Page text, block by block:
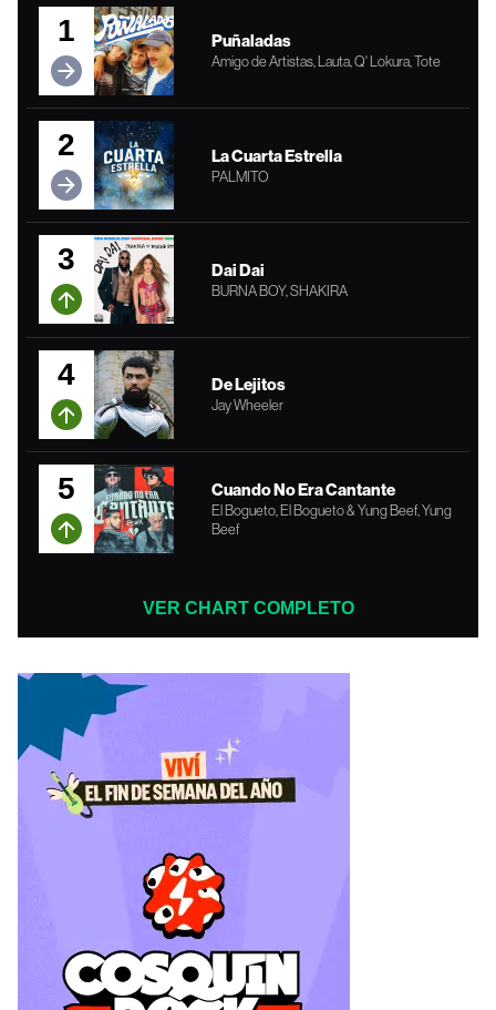
1 Puñaladas
Amigo de Artistas, Lauta, Q' Lokura, Tote
2 La Cuarta Estrella
PALMITO
3 Dai Dai
BURNA BOY, SHAKIRA
4 De Lejitos
Jay Wheeler
5 Cuando No Era Cantante
El Bogueto, El Bogueto & Yung Beef, Yung
Beef
VER CHART COMPLETO